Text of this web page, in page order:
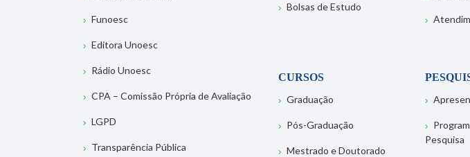
Funoesc
Editora Unoesc
Rádio Unoesc
CPA – Comissão Própria de Avaliação
LGPD
Transparência Pública
Bolsas de Estudo
CURSOS
Graduação
Pós-Graduação
Mestrado e Doutorado
Pesquisa